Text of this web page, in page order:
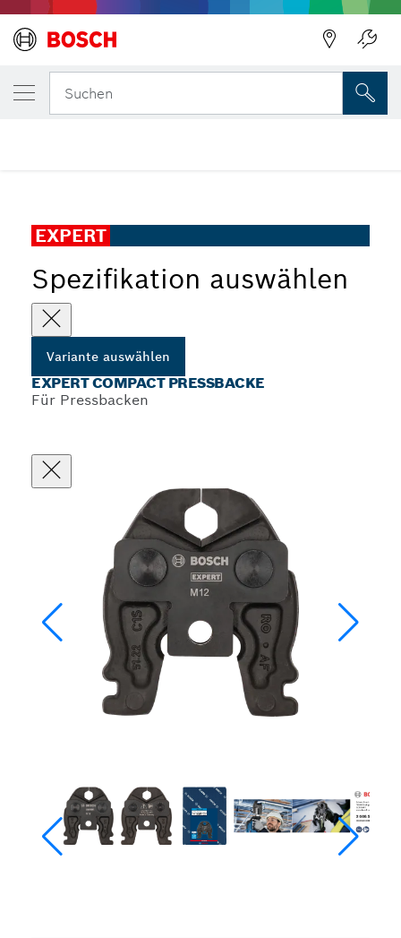
Suchen
EXPERT
Spezifikation auswählen
Variante auswählen
EXPERT COMPACT PRESSBACKE
Für Pressbacken
DEINE AUSGEWÄHLTE VARIANTE
EXPERT Compact Pressbacke